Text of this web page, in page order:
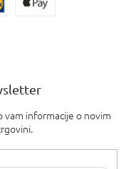
vam informacije o novim